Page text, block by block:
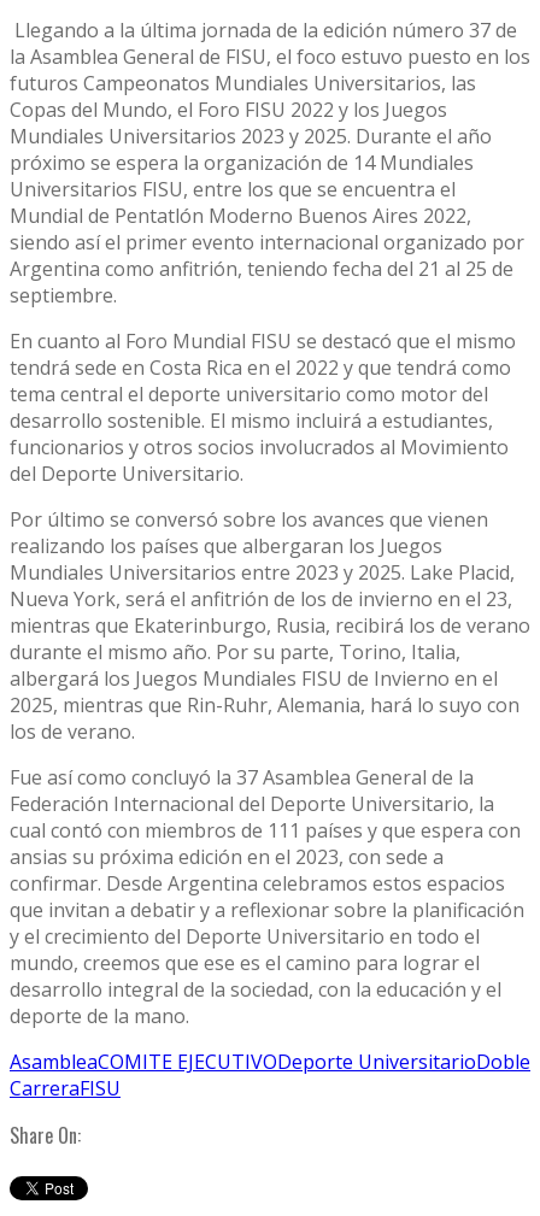
Llegando a la última jornada de la edición número 37 de
la Asamblea General de FISU, el foco estuvo puesto en los
futuros Campeonatos Mundiales Universitarios, las
Copas del Mundo, el Foro FISU 2022 y los Juegos
Mundiales Universitarios 2023 y 2025. Durante el año
próximo se espera la organización de 14 Mundiales
Universitarios FISU, entre los que se encuentra el
Mundial de Pentatlón Moderno Buenos Aires 2022,
siendo así el primer evento internacional organizado por
Argentina como anfitrión, teniendo fecha del 21 al 25 de
septiembre.
En cuanto al Foro Mundial FISU se destacó que el mismo
tendrá sede en Costa Rica en el 2022 y que tendrá como
tema central el deporte universitario como motor del
desarrollo sostenible. El mismo incluirá a estudiantes,
funcionarios y otros socios involucrados al Movimiento
del Deporte Universitario.
Por último se conversó sobre los avances que vienen
realizando los países que albergaran los Juegos
Mundiales Universitarios entre 2023 y 2025. Lake Placid,
Nueva York, será el anfitrión de los de invierno en el 23,
mientras que Ekaterinburgo, Rusia, recibirá los de verano
durante el mismo año. Por su parte, Torino, Italia,
albergará los Juegos Mundiales FISU de Invierno en el
2025, mientras que Rin-Ruhr, Alemania, hará lo suyo con
los de verano.
Fue así como concluyó la 37 Asamblea General de la
Federación Internacional del Deporte Universitario, la
cual contó con miembros de 111 países y que espera con
ansias su próxima edición en el 2023, con sede a
confirmar. Desde Argentina celebramos estos espacios
que invitan a debatir y a reflexionar sobre la planificación
y el crecimiento del Deporte Universitario en todo el
mundo, creemos que ese es el camino para lograr el
desarrollo integral de la sociedad, con la educación y el
deporte de la mano.
AsambleaCOMITE EJECUTIVODeporte UniversitarioDoble
CarreraFISU
Share On: